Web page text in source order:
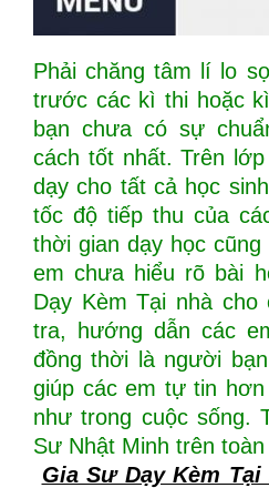
Phải chăng tâm lí lo
trước các kì thi hoặc
bạn chưa có sự
cách tốt nhất. Trên
dạy cho tất cả học
tốc độ tiếp thu của
thời gian dạy học
em chưa hiểu rõ bài
Dạy Kèm Tại nhà cho
tra, hướng dẫn các
đồng thời là người
giúp các em tự tin
như trong cuộc sống.
Sư Nhật Minh trên
Gia Sư Dạy Kèm